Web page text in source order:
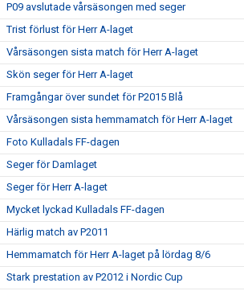
P09 avslutade vårsäsongen med seger
Trist förlust för Herr A-laget
Vårsäsongen sista match för Herr A-laget
Skön seger för Herr A-laget
Framgångar över sundet för P2015 Blå
Vårsäsongen sista hemmamatch för Herr A-laget
Foto Kulladals FF-dagen
Seger för Damlaget
Seger för Herr A-laget
Mycket lyckad Kulladals FF-dagen
Härlig match av P2011
Hemmamatch för Herr A-laget på lördag 8/6
Stark prestation av P2012 i Nordic Cup